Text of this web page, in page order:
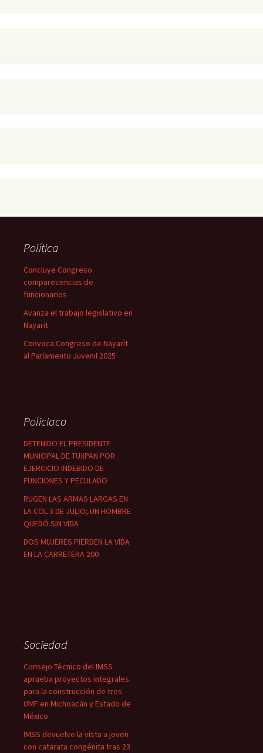
Política
Concluye Congreso
comparecencias de
funcionarios
Avanza el trabajo legislativo en
Nayarit
Convoca Congreso de Nayarit
al Parlamento Juvenil 2025
Policiaca
DETENIDO EL PRESIDENTE
MUNICIPAL DE TUXPAN POR
EJERCICIO INDEBIDO DE
FUNCIONES Y PECULADO
RUGEN LAS ARMAS LARGAS EN
LA COL 3 DE JULIO; UN HOMBRE
QUEDÓ SIN VIDA
DOS MUJERES PIERDEN LA VIDA
EN LA CARRETERA 200
Sociedad
Consejo Técnico del IMSS
aprueba proyectos integrales
para la construcción de tres
UMF en Michoacán y Estado de
México
IMSS devuelve la vista a joven
con catarata congénita tras 23